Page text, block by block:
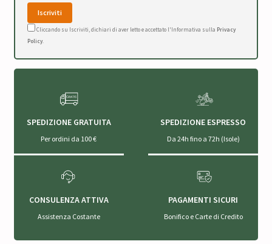
Cliccando su Iscriviti, dichiari di aver letto e accettato l'Informativa sulla Privacy
Policy.
SPEDIZIONE GRATUITA
Per ordini da 100 €
SPEDIZIONE ESPRESSO
Da 24h fino a 72h (Isole)
CONSULENZA ATTIVA
Assistenza Costante
PAGAMENTI SICURI
Bonifico e Carte di Credito